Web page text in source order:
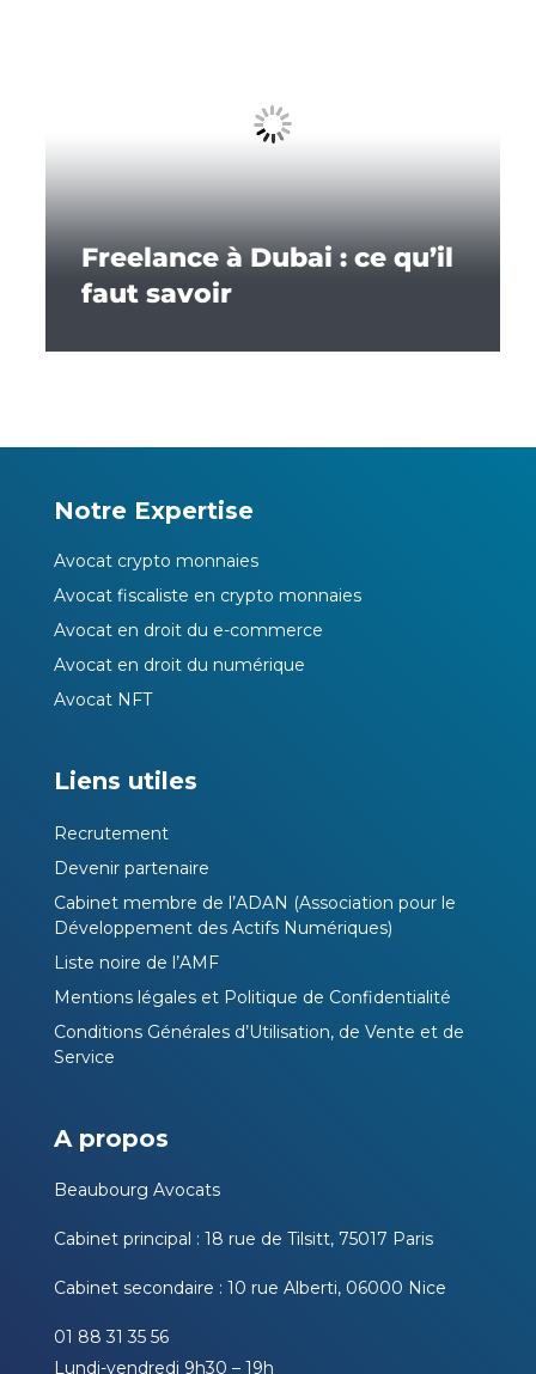
Freelance à Dubai : ce qu’il
faut savoir
Notre Expertise
Avocat crypto monnaies
Avocat fiscaliste en crypto monnaies
Avocat en droit du e-commerce
Avocat en droit du numérique
Avocat NFT
Liens utiles
Recrutement
Devenir partenaire
Cabinet membre de l’ADAN (Association pour le
Développement des Actifs Numériques)
Liste noire de l’AMF
Mentions légales et Politique de Confidentialité
Conditions Générales d’Utilisation, de Vente et de
Service
A propos
Beaubourg Avocats
Cabinet principal : 18 rue de Tilsitt, 75017 Paris
Cabinet secondaire : 10 rue Alberti, 06000 Nice
01 88 31 35 56
Lundi-vendredi 9h30 – 19h